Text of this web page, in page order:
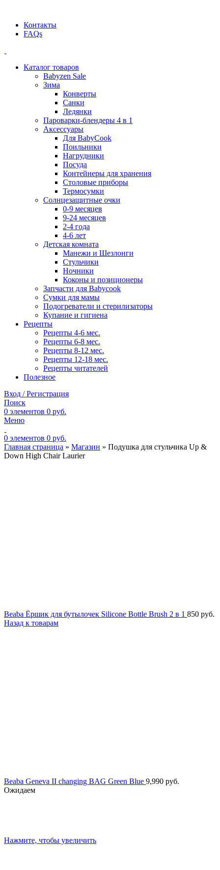
Контакты
FAQs
Каталог товаров
Babyzen Sale
Зима
Конверты
Санки
Ледянки
Пароварки-блендеры 4 в 1
Аксессуары
Для BabyCook
Поильники
Нагрудники
Посуда
Контейнеры для хранения
Столовые приборы
Термосумки
Солнцезащитные очки
0-9 месяцев
9-24 месяцев
2-4 года
4-6 лет
Детская комната
Манежи и Шезлонги
Стульчики
Ночники
Коконы и позиционеры
Запчасти для Babycook
Сумки для мамы
Подогреватели и стерилизаторы
Купание и гигиена
Рецепты
Рецепты 4-6 мес.
Рецепты 6-8 мес.
Рецепты 8-12 мес.
Рецепты 12-18 мес.
Рецепты читателей
Полезное
Вход / Регистрация
Поиск
0 элементов 0 руб.
Меню
0 элементов 0 руб.
Главная страница » Магазин » Подушка для стульчика Up &
Down High Chair Laurier
Beaba Ёршик для бутылочек Silicone Bottle Brush 2 в 1 850 руб.
Назад к товарам
Beaba Geneva II changing BAG Green Blue 9,990 руб.
Ожидаем
Нажмите, чтобы увеличить